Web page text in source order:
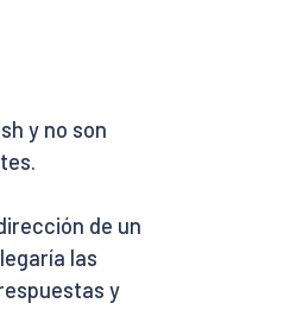
y no son
de un
las
y